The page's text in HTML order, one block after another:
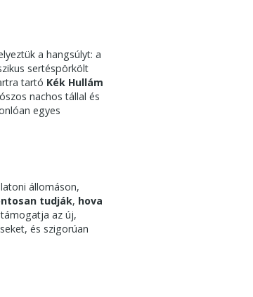
a hangsúlyt: a
sertéspörkölt
tartó Kék Hullám
nachos tállal és
egyes
állomáson,
tudják, hova
az új,
és szigorúan